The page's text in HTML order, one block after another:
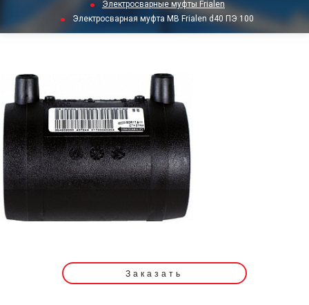
Электросварные муфты Frialen
Электросварная муфта MB Frialen d40 ПЭ 100
Заказать